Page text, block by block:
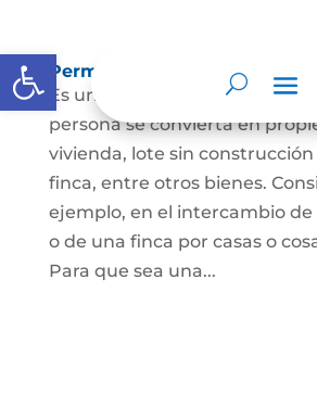
Abrir barra de herramientas
Permuta de Inmuebles
Es uno de los contratos para
persona se convierta en
vivienda, lote sin construcción
finca, entre otros bienes.
ejemplo, en el intercambio de
o de una finca por casas o
Para que sea una...